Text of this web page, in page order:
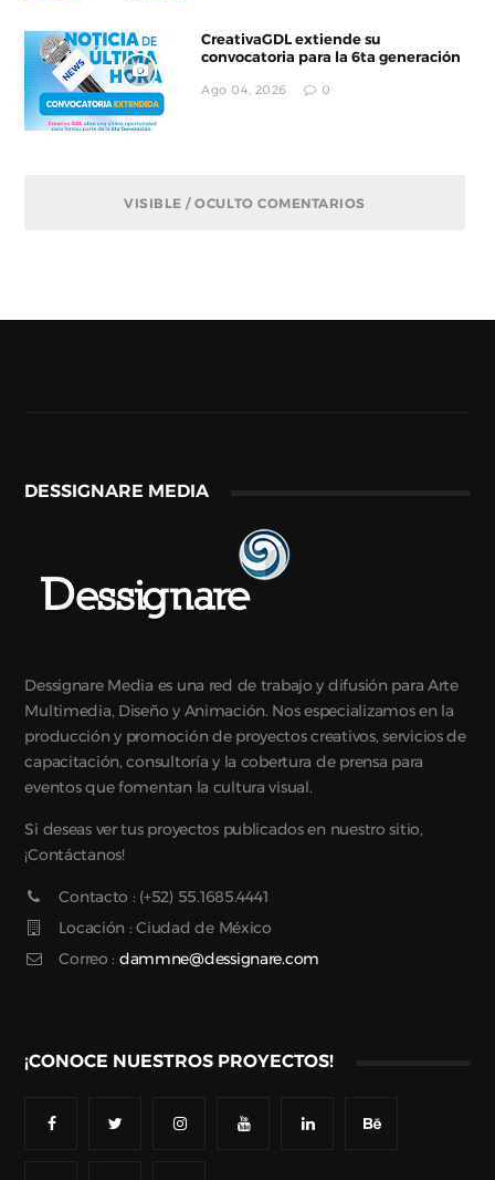
CreativaGDL extiende su
convocatoria para la 6ta generación
Ago 04, 2026 0
VISIBLE / OCULTO COMENTARIOS
DESSIGNARE MEDIA
Dessignare Media es una red de trabajo y difusión para Arte
Multimedia, Diseño y Animación. Nos especializamos en la
producción y promoción de proyectos creativos, servicios de
capacitación, consultoría y la cobertura de prensa para
eventos que fomentan la cultura visual.
Si deseas ver tus proyectos publicados en nuestro sitio,
¡Contáctanos!
Contacto : (+52) 55.1685.4441
Locación : Ciudad de México
Correo : dammne@dessignare.com
¡CONOCE NUESTROS PROYECTOS!